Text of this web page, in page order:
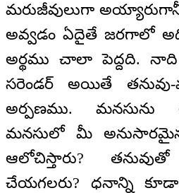
మరుజీవులుగా
అవ్వడం ఏదైతే జరగాలో
అర్థము చాలా పెద్దది.
సరెండర్ అయితే తనువు-
అర్పణము. మనసును
మనసులో మీ
ఆలోచిస్తారు?
చేయగలరు? ధనాన్ని